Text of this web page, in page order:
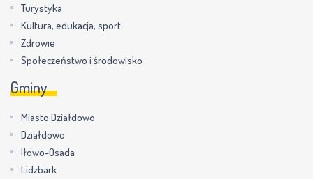
Turystyka
Kultura, edukacja, sport
Zdrowie
Społeczeństwo i środowisko
Gminy
Miasto Działdowo
Działdowo
Iłowo-Osada
Lidzbark